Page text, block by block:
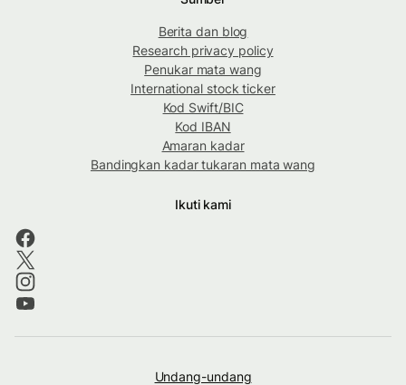
Berita dan blog
Research privacy policy
Penukar mata wang
International stock ticker
Kod Swift/BIC
Kod IBAN
Amaran kadar
Bandingkan kadar tukaran mata wang
Ikuti kami
Undang-undang